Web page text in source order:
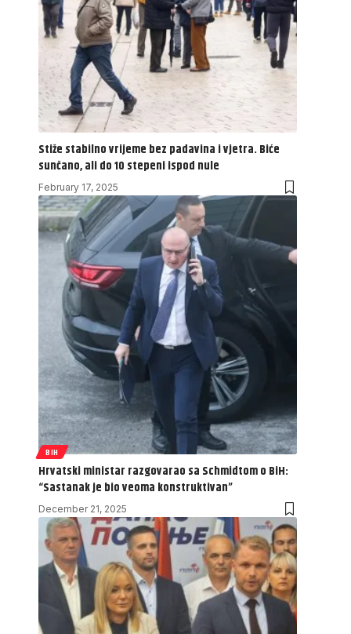
Stiže stabilno vrijeme bez padavina i vjetra. Biće
sunčano, ali do 10 stepeni ispod nule
February 17, 2025
BIH
Hrvatski ministar razgovarao sa Schmidtom o BiH:
“Sastanak je bio veoma konstruktivan”
December 21, 2025